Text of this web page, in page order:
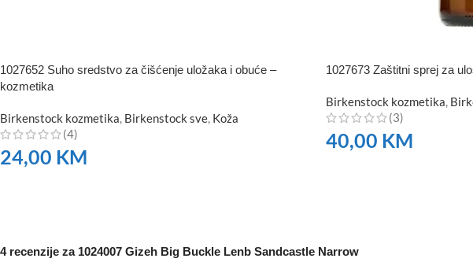
1027652 Suho sredstvo za čišćenje uložaka i obuće –
kozmetika
Birkenstock kozmetika, Birkenstock sve, Koža
(4)
24,00 KM
1027673 Zaštitni sprej za
Birkenstock kozmetika,
(3)
40,00 KM
4 recenzije za 1024007 Gizeh Big Buckle Lenb Sandcastle Narrow